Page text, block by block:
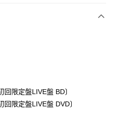
限定盤LIVE盤 BD〕
限定盤LIVE盤 DVD〕